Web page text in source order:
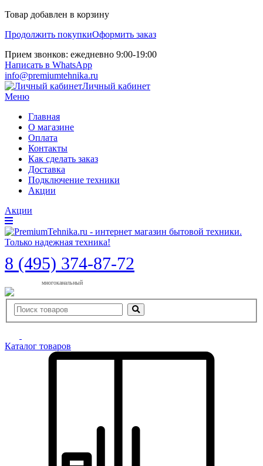
Товар добавлен в корзину
Продолжить покупкиОформить заказ
Прием звонков: ежедневно 9:00-19:00
Написать в WhatsApp
info@premiumtehnika.ru
Личный кабинет
Меню
Главная
О магазине
Оплата
Контакты
Как сделать заказ
Доставка
Подключение техники
Акции
Акции
8 (495) 374-87-72
многоканальный
Каталог товаров